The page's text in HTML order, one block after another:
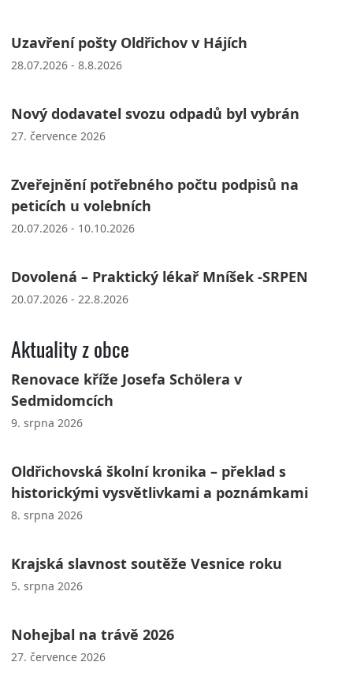
Uzavření pošty Oldřichov v Hájích
28.07.2026 - 8.8.2026
Nový dodavatel svozu odpadů byl vybrán
27. července 2026
Zveřejnění potřebného počtu podpisů na
peticích u volebních
20.07.2026 - 10.10.2026
Dovolená – Praktický lékař Mníšek -SRPEN
20.07.2026 - 22.8.2026
Aktuality z obce
Renovace kříže Josefa Schölera v
Sedmidomcích
9. srpna 2026
Oldřichovská školní kronika – překlad s
historickými vysvětlivkami a poznámkami
8. srpna 2026
Krajská slavnost soutěže Vesnice roku
5. srpna 2026
Nohejbal na trávě 2026
27. července 2026